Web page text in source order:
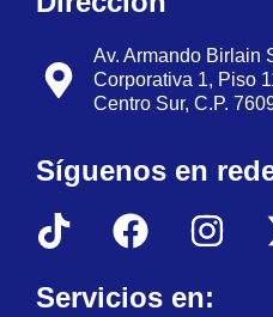
Av. Armando Birlain
Corporativa 1, Piso
Centro Sur, C.P.
Síguenos en
Servicios en: